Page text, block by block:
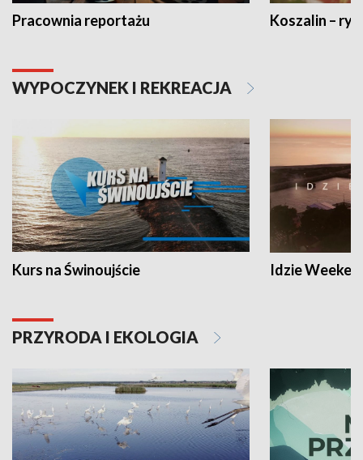
Pracownia reportażu Koszalin –
WYPOCZYNEK I REKREACJA
Kurs na Świnoujście Idzie
PRZYRODA I EKOLOGIA